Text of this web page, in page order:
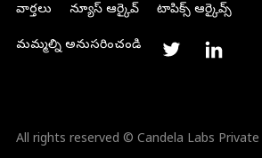
వార్తలు
న్యూస్ ఆర్కైవ్ టాపిక్స్ ఆర్కైవ్స్
మమ్మల్ని అనుసరించండి
All rights reserved © Candela Labs